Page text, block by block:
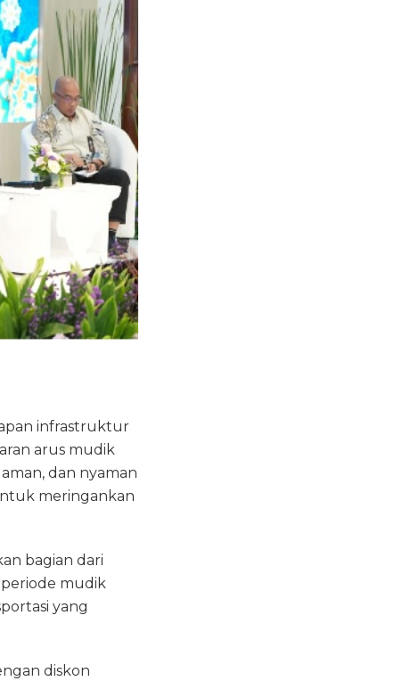
infrastruktur
arus mudik
dan nyaman
meringankan
bagian dari
mudik
yang
diskon